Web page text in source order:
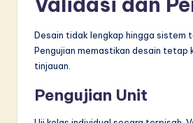
Desain tidak lengkap hingga sistem
Pengujian memastikan desain tetap
tinjauan.
Pengujian Unit